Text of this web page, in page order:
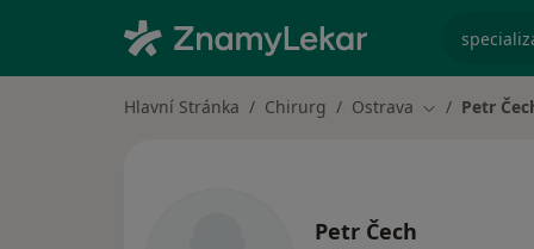
Hlavní Stránka Chirurg Ostrava Změna města
Petr
Petr Čech